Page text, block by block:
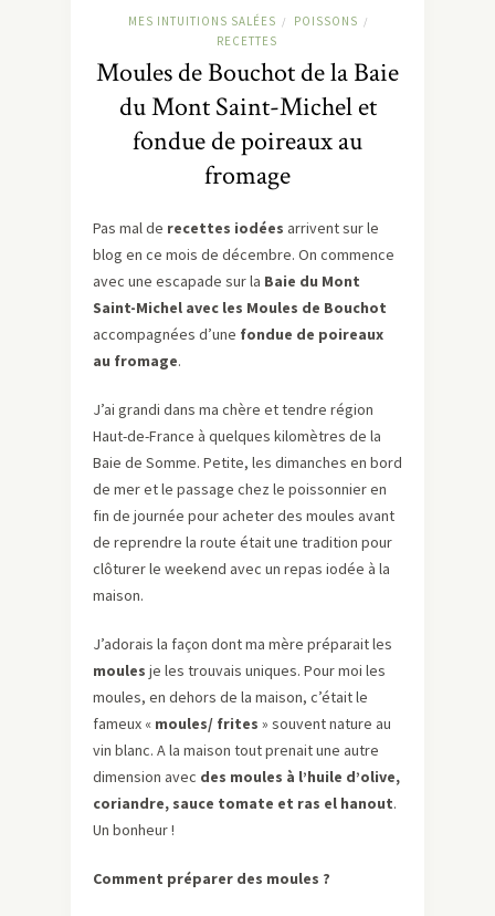
MES INTUITIONS SALÉES / POISSONS /
RECETTES
Moules de Bouchot de la Baie
du Mont Saint-Michel et
fondue de poireaux au
fromage
Pas mal de recettes iodées arrivent sur le
blog en ce mois de décembre. On commence
avec une escapade sur la Baie du Mont
Saint-Michel avec les Moules de Bouchot
accompagnées d’une fondue de poireaux
au fromage.
J’ai grandi dans ma chère et tendre région
Haut-de-France à quelques kilomètres de la
Baie de Somme. Petite, les dimanches en bord
de mer et le passage chez le poissonnier en
fin de journée pour acheter des moules avant
de reprendre la route était une tradition pour
clôturer le weekend avec un repas iodée à la
maison.
J’adorais la façon dont ma mère préparait les
moules je les trouvais uniques. Pour moi les
moules, en dehors de la maison, c’était le
fameux « moules/ frites » souvent nature au
vin blanc. A la maison tout prenait une autre
dimension avec des moules à l’huile d’olive,
coriandre, sauce tomate et ras el hanout.
Un bonheur !
Comment préparer des moules ?